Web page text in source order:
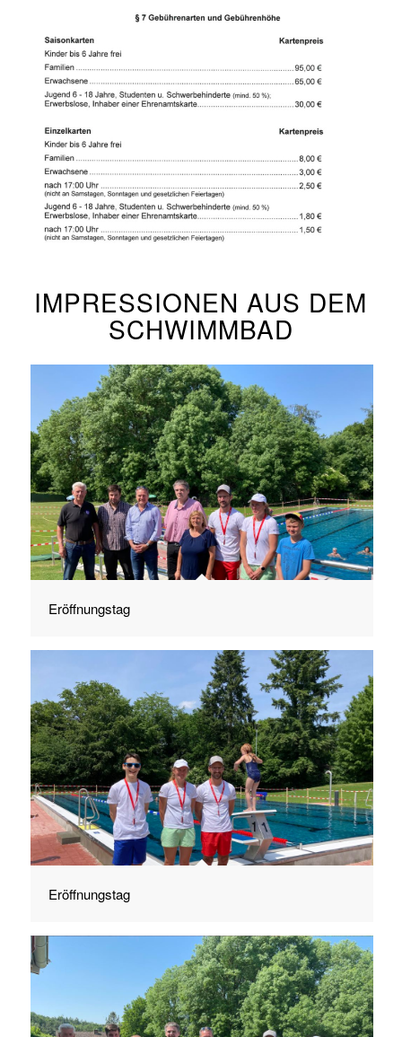
IMPRESSIONEN AUS DEM
SCHWIMMBAD
Eröffnungstag
Eröffnungstag